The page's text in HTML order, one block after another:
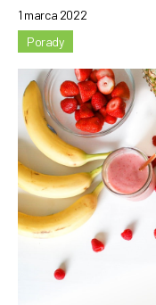
1 marca 2022
Porady